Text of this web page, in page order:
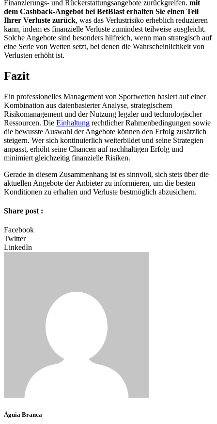
Finanzierungs- und Rückerstattungsangebote zurückgreifen. mit
dem Cashback-Angebot bei BetBlast erhalten Sie einen Teil
Ihrer Verluste zurück, was das Verlustrisiko erheblich reduzieren
kann, indem es finanzielle Verluste zumindest teilweise ausgleicht.
Solche Angebote sind besonders hilfreich, wenn man strategisch auf
eine Serie von Wetten setzt, bei denen die Wahrscheinlichkeit von
Verlusten erhöht ist.
Fazit
Ein professionelles Management von Sportwetten basiert auf einer
Kombination aus datenbasierter Analyse, strategischem
Risikomanagement und der Nutzung legaler und technologischer
Ressourcen. Die Einhaltung rechtlicher Rahmenbedingungen sowie
die bewusste Auswahl der Angebote können den Erfolg zusätzlich
steigern. Wer sich kontinuierlich weiterbildet und seine Strategien
anpasst, erhöht seine Chancen auf nachhaltigen Erfolg und
minimiert gleichzeitig finanzielle Risiken.
Gerade in diesem Zusammenhang ist es sinnvoll, sich stets über die
aktuellen Angebote der Anbieter zu informieren, um die besten
Konditionen zu erhalten und Verluste bestmöglich abzusichern.
Share post :
Facebook
Twitter
LinkedIn
Águia Branca